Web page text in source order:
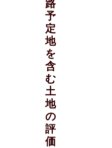
路
予
定
地
を
含
む
土
地
の
評
価